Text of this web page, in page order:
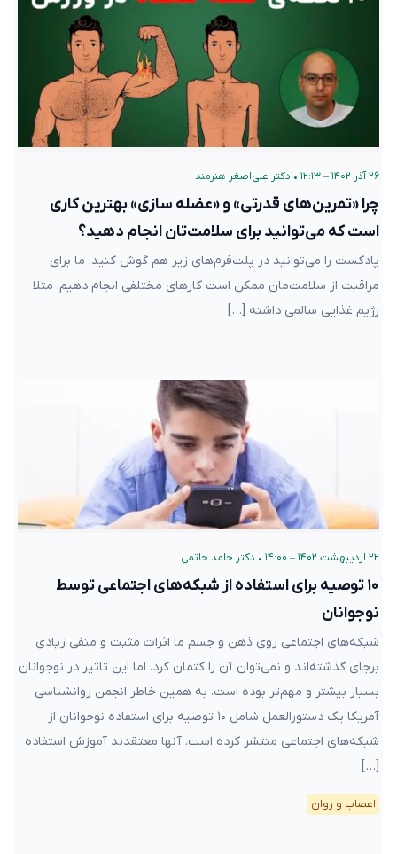
۲۶ آذر ۱۴۰۲ – ۱۲:۱۳ • دکتر علی‌اصغر هنرمند
چرا «تمرین‌های قدرتی» و «عضله سازی» بهترین کاری
است که می‌توانید برای سلامت‌تان انجام دهید؟
پادکست را می‌توانید در پلت‌فرم‌های زیر هم گوش کنید: ما برای
مراقبت از سلامت‌مان ممکن است کارهای مختلفی انجام دهیم: مثلا
رژیم غذایی سالمی داشته […]
۲۲ اردیبهشت ۱۴۰۲ – ۱۴:۰۰ • دکتر حامد حاتمی
۱۰ توصیه برای استفاده از شبکه‌های اجتماعی توسط
نوجوانان
شبکه‌های اجتماعی روی ذهن و جسم ما اثرات مثبت و منفی زیادی
برجای گذشته‌اند و نمی‌توان آن را کتمان کرد. اما این تاثیر در نوجوانان
بسیار بیشتر و مهم‌تر بوده است. به همین خاطر انجمن روانشناسی
آمریکا یک دستورالعمل شامل ۱۰ توصیه برای استفاده نوجوانان از
شبکه‌های اجتماعی منتشر کرده است. آنها معتقدند آموزش استفاده
[…]
اعصاب و روان